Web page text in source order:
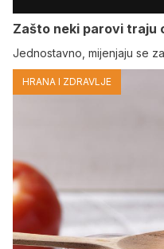
Zašto neki parovi traju
Jednostavno, mijenjaju se
HRANA I ZDRAVLJE